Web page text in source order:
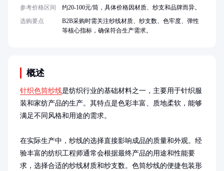
概述
针织色筒纱线是纺织行业的基础材料之一，主要用于针织服
装和家纺产品的生产。其特点是色彩丰富、质地柔软，能够
满足不同风格和用途的需求。
在实际生产中，纱线的选择直接影响成品的质量和外观。经
验丰富的纺织工程师通常会根据最终产品的用途和性能要
求，选择合适的纱线材质和纱支数。色筒纱线的便捷包装形
参考价格区间
约20-100元/筒，具体价格因材质、纱支和品牌而异。
选购要点
B2B采购时需关注纱线材质、纱支数、色牢度、弹性
等核心指标，确保符合生产需求。